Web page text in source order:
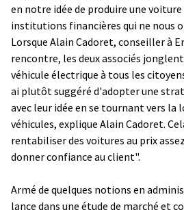
en notre idée de produire une
institutions financières qui ne nous
Lorsque Alain Cadoret, conseiller à
rencontre, les deux associés
véhicule électrique à tous les
ai plutôt suggéré d'adopter une
avec leur idée en se tournant vers la
véhicules, explique Alain Cadoret.
rentabiliser des voitures au prix
donner confiance au client".
Armé de quelques notions en
lance dans une étude de marché et